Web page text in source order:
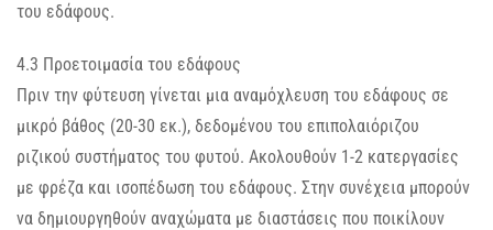
του εδάφους.
4.3 Προετοιμασία του εδάφους
Πριν την φύτευση γίνεται μια αναμόχλευση του εδάφους σε
μικρό βάθος (20-30 εκ.), δεδομένου του επιπολαιόριζου
ριζικού συστήματος του φυτού. Ακολουθούν 1-2 κατεργασίες
με φρέζα και ισοπέδωση του εδάφους. Στην συνέχεια μπορούν
να δημιουργηθούν αναχώματα με διαστάσεις που ποικίλουν